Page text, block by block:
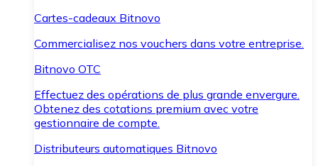
Cartes-cadeaux Bitnovo
Commercialisez nos vouchers dans votre entreprise.
Bitnovo OTC
Effectuez des opérations de plus grande envergure.
Obtenez des cotations premium avec votre
gestionnaire de compte.
Distributeurs automatiques Bitnovo